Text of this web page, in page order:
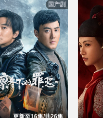
国产剧
更新至16集/共26集